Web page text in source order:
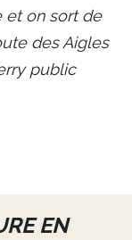
et on sort de
des Aigles
public
EN